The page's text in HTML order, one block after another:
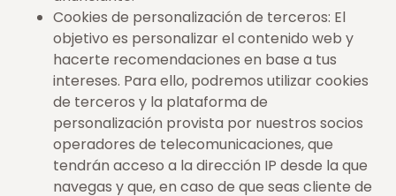
Cookies de personalización de terceros: El
objetivo es personalizar el contenido web y
hacerte recomendaciones en base a tus
intereses. Para ello, podremos utilizar cookies
de terceros y la plataforma de
personalización provista por nuestros socios
operadores de telecomunicaciones, que
tendrán acceso a la dirección IP desde la que
navegas y que, en caso de que seas cliente de